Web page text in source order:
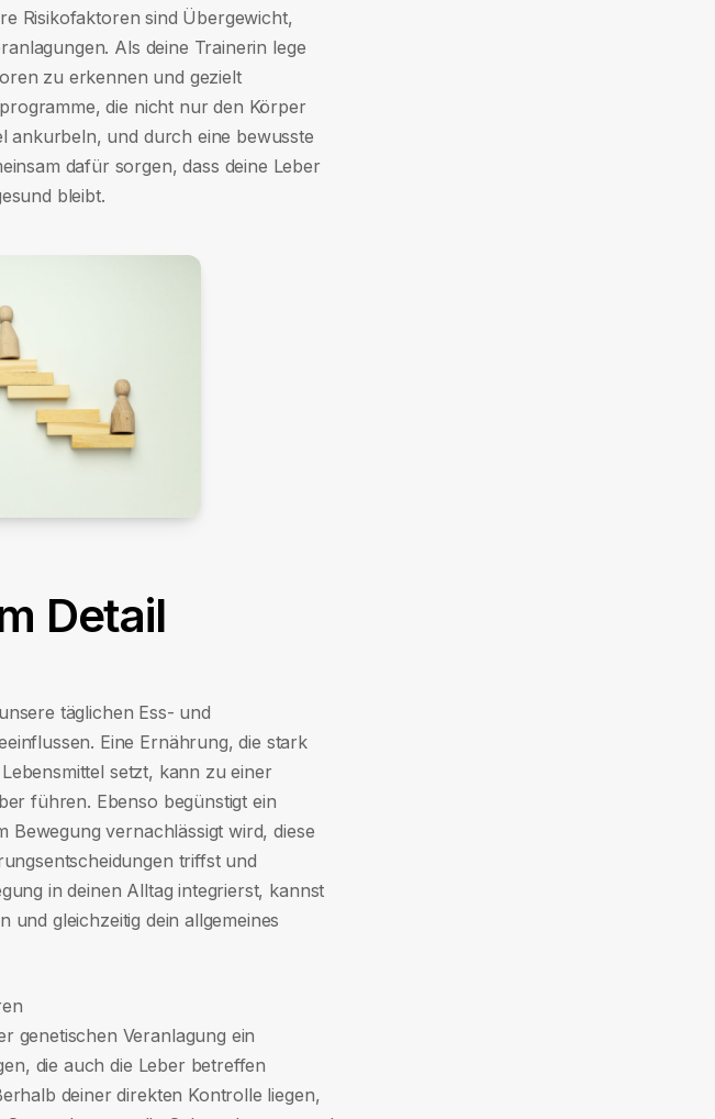
Risikofaktoren sind Übergewicht,
Als deine Trainerin lege
zu erkennen und gezielt
die nicht nur den Körper
ankurbeln, und durch eine bewusste
dafür sorgen, dass deine Leber
bleibt.
Detail
täglichen Ess- und
Eine Ernährung, die stark
setzt, kann zu einer
führen. Ebenso begünstigt ein
Bewegung vernachlässigt wird, diese
triffst und
in deinen Alltag integrierst, kannst
und gleichzeitig dein allgemeines
genetischen Veranlagung ein
die auch die Leber betreffen
deiner direkten Kontrolle liegen,